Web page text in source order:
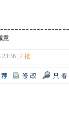
意
23:36 | 2 楼